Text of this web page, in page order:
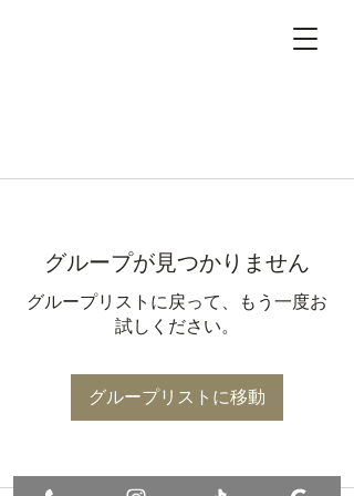
グループが見つかりません
グループリストに戻って、もう一度お
試しください。
グループリストに移動